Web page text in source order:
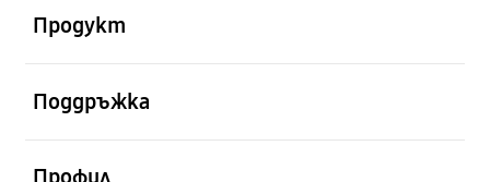
Продукт
Поддръжка